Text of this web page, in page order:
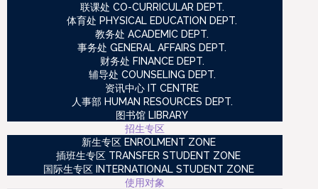
联课处 CO-CURRICULAR DEPT.
体育处 PHYSICAL EDUCATION DEPT.
教务处 ACADEMIC DEPT.
事务处 GENERAL AFFAIRS DEPT.
财务处 FINANCE DEPT.
辅导处 COUNSELING DEPT.
资讯中心 IT CENTRE
人事部 HUMAN RESOURCES DEPT.
图书馆 LIBRARY
招生专区
新生专区 ENROLMENT ZONE
插班生专区 TRANSFER STUDENT ZONE
国际生专区 INTERNATIONAL STUDENT ZONE
使用对象